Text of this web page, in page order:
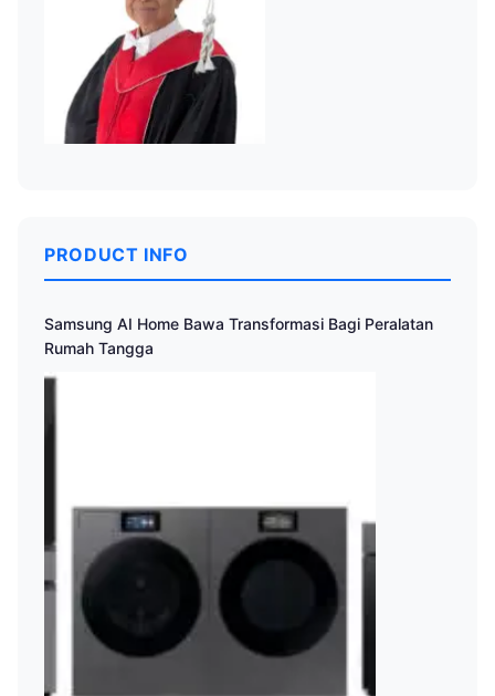
PRODUCT INFO
Samsung AI Home Bawa Transformasi Bagi Peralatan
Rumah Tangga